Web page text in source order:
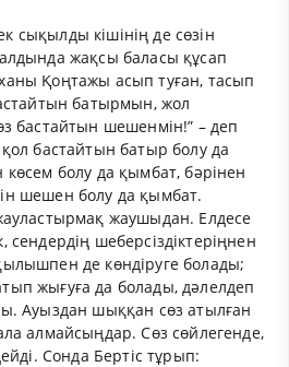
сықылды кішінің де сөзін
жақсы баласы құсап
Қоңтажы асып туған, тасып
батырмын, жол
бастайтын шешенмін!” – деп
бастайтын батыр болу да
болу да қымбат, бәрінен
шешен болу да қымбат.
жаушыдан. Елдесе
шеберсіздіктеріңнен
де көндіруге болады;
жығуға да болады, дәлелдеп
Ауыздан шыққан сөз атылған
алмайсыңдар. Сөз сөйлегенде,
Сонда Бертіс тұрып: